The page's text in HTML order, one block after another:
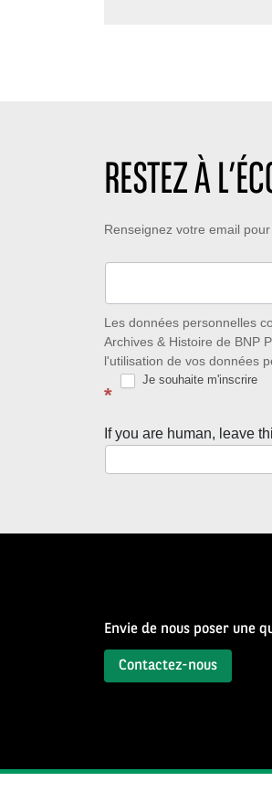
RESTEZ À
Restez
à
des
nouveautés
avec
la
Newsletter
Renseignez votre email
Les données personnelles
Archives & Histoire de BNP
l'utilisation de vos données
*
Je souhaite m'inscrire
If you are human, leave
Envie de nous poser une
Contactez-nous